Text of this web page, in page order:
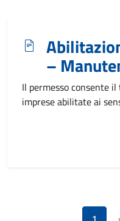
–
Il permesso consente
imprese abilitate ai
1